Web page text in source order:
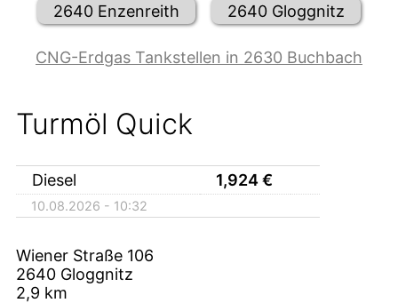
2640 Enzenreith 2640 Gloggnitz
CNG-Erdgas Tankstellen in 2630 Buchbach
Turmöl Quick
Diesel 1,924€
10.08.2026 - 10:32
Wiener Straße 106
2640 Gloggnitz
2,9 km